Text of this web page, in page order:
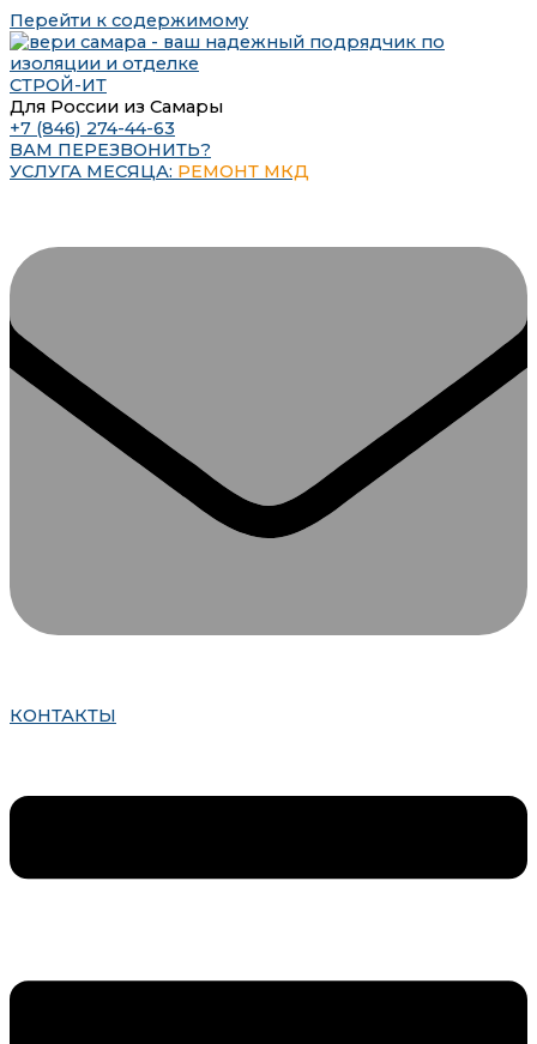
Перейти к содержимому
СТРОЙ-ИТ
Для России из Самары
+7 (846) 274-44-63
ВАМ ПЕРЕЗВОНИТЬ?
УСЛУГА МЕСЯЦА: РЕМОНТ МКД
КОНТАКТЫ